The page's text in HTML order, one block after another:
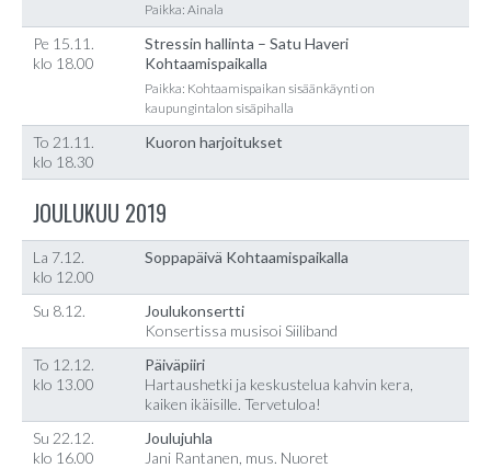
Paikka: Ainala
Pe 15.11.
klo 18.00
Stressin hallinta – Satu Haveri
Kohtaamispaikalla
Paikka: Kohtaamispaikan sisäänkäynti on
kaupungintalon sisäpihalla
To 21.11.
klo 18.30
Kuoron harjoitukset
JOULUKUU 2019
La 7.12.
klo 12.00
Soppapäivä Kohtaamispaikalla
Su 8.12.
Joulukonsertti
Konsertissa musisoi Siiliband
To 12.12.
klo 13.00
Päiväpiiri
Hartaushetki ja keskustelua kahvin kera,
kaiken ikäisille. Tervetuloa!
Su 22.12.
klo 16.00
Joulujuhla
Jani Rantanen, mus. Nuoret